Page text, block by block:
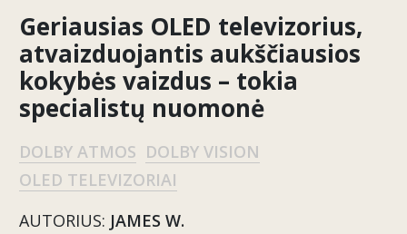
Geriausias OLED televizorius,
atvaizduojantis aukščiausios
kokybės vaizdus – tokia
specialistų nuomonė
DOLBY ATMOS DOLBY VISION
OLED TELEVIZORIAI
AUTORIUS: JAMES W.